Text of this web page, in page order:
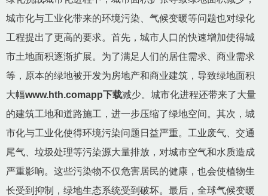
城市化与工业化带来的环境污染、气候变暖等问题也对绿化
工程提出了更高的要求。首先，城市人口的快速增加使得城
市土地面积逐渐扩展。为了满足人们的居住需求、商业需求
等，原本的绿地被开发为房地产和商业建筑，导致绿地面积
大幅www.hth.comapp下载减少。城市化进程还带来了大量
的建筑工地和道路施工，进一步压缩了绿地空间。其次，城
市化与工业化使得环境污染问题日益严重。工业废气、交通
尾气、垃圾处理等污染源大量排放，对城市空气和水质造成
严重影响。这些污染物不仅危害居民的健康，也会使植物生
长受到抑制，绿地生态系统受到破坏。最后，全球气候变暖